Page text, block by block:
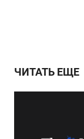
ЧИТАТЬ ЕЩЕ